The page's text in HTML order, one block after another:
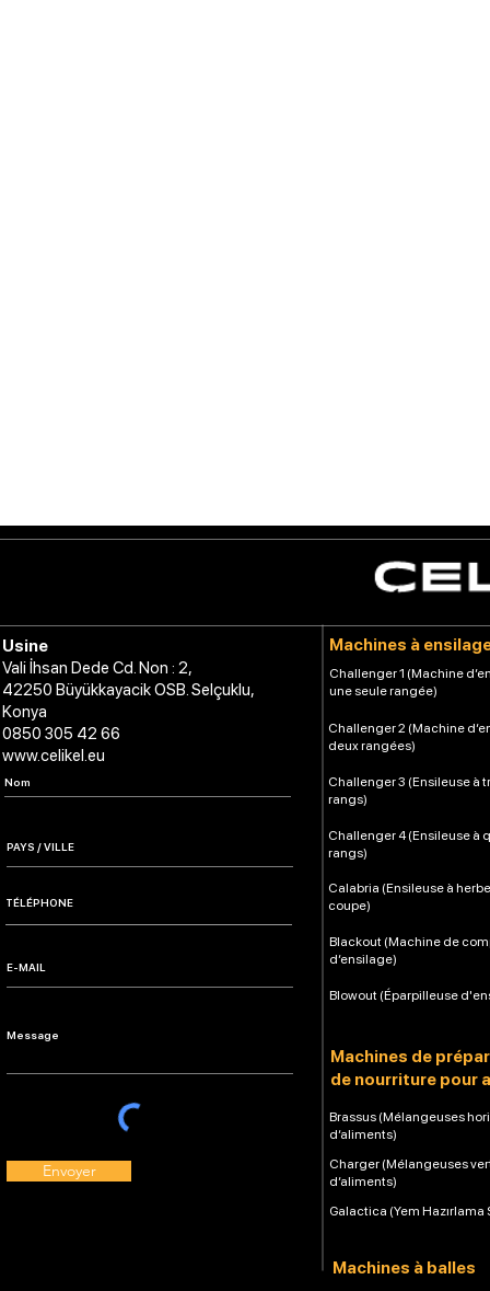
Usine
Vali İhsan Dede Cd. Non : 2,
42250 Büyükkayacik OSB. Selçuklu,
Konya
0850 305 42 66
www.celikel.eu
Envoyer
Machines à
Challenger 1 (Machine
une seule rangée)
Challenger 2 (Machine
deux rangées)
Calabria (Ensileuse à
coupe)
Blackout (Machine de
d’ensilage)
Blowout (Éparpilleuse
Machines de
de nourriture pour
Challenger 4 (Ensileuse à
rangs)
Challenger 3 (Ensileuse à
rangs)
Brassus (Mélangeuses
d’aliments)
Charger (Mélangeuses
d’aliments)
Galactica (Yem Hazırlama
Machines à balles